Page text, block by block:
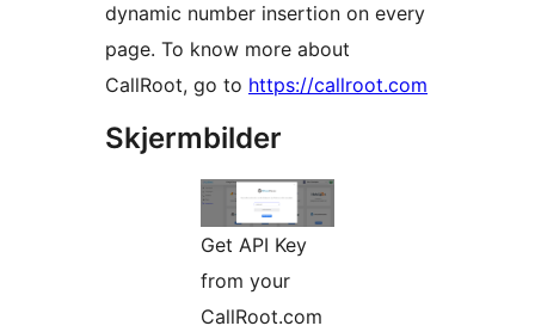
dynamic number insertion on every
page. To know more about
CallRoot, go to https://callroot.com
Skjermbilder
Get API Key
from your
CallRoot.com